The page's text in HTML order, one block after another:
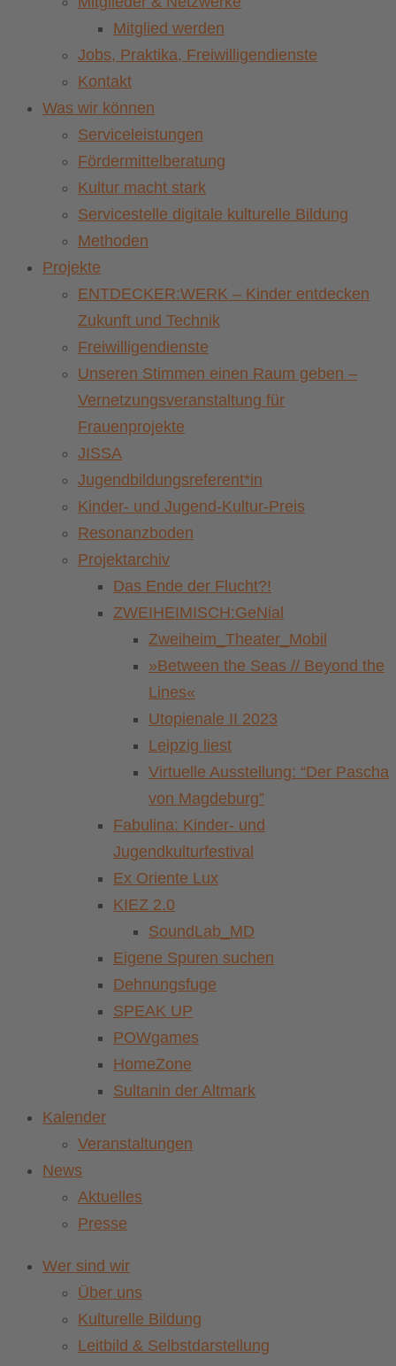
Mitglied werden
Jobs, Praktika, Freiwilligendienste
Kontakt
Was wir können
Serviceleistungen
Fördermittelberatung
Kultur macht stark
Servicestelle digitale kulturelle Bildung
Methoden
Projekte
ENTDECKER:WERK – Kinder entdecken
Zukunft und Technik
Freiwilligendienste
Unseren Stimmen einen Raum geben –
Vernetzungsveranstaltung für
Frauenprojekte
JISSA
Jugendbildungsreferent*in
Kinder- und Jugend-Kultur-Preis
Resonanzboden
Projektarchiv
Das Ende der Flucht?!
ZWEIHEIMISCH:GeNial
Zweiheim_Theater_Mobil
»Between the Seas // Beyond the
Lines«
Utopienale II 2023
Leipzig liest
Virtuelle Ausstellung: “Der Pascha
von Magdeburg”
Fabulina: Kinder- und
Jugendkulturfestival
Ex Oriente Lux
KIEZ 2.0
SoundLab_MD
Eigene Spuren suchen
Dehnungsfuge
SPEAK UP
POWgames
HomeZone
Sultanin der Altmark
Kalender
Veranstaltungen
News
Aktuelles
Presse
Wer sind wir
Über uns
Kulturelle Bildung
Leitbild & Selbstdarstellung